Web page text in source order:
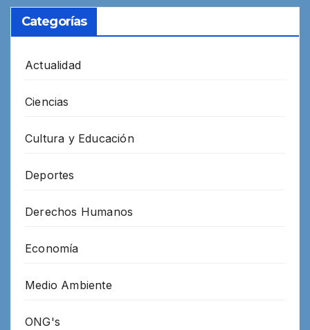
Categorías
Actualidad
Ciencias
Cultura y Educación
Deportes
Derechos Humanos
Economía
Medio Ambiente
ONG's